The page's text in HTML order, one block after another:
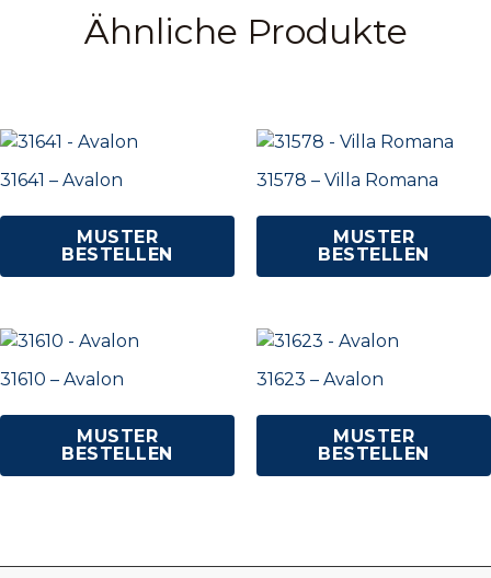
Ähnliche Produkte
31641 – Avalon
MUSTER
BESTELLEN
31578 – Villa Romana
MUSTER
BESTELLEN
31610 – Avalon
MUSTER
BESTELLEN
31623 – Avalon
MUSTER
BESTELLEN